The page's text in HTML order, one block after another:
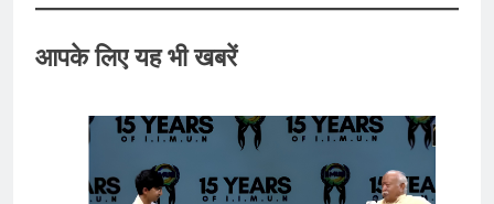
आपके लिए यह भी खबरें